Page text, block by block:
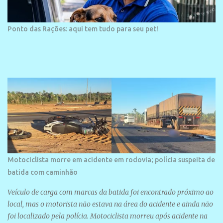
Ponto das Rações: aqui tem tudo para seu pet!
Motociclista morre em acidente em rodovia; polícia suspeita de
batida com caminhão
Veículo de carga com marcas da batida foi encontrado próximo ao
local, mas o motorista não estava na área do acidente e ainda não
foi localizado pela polícia. Motociclista morreu após acidente na